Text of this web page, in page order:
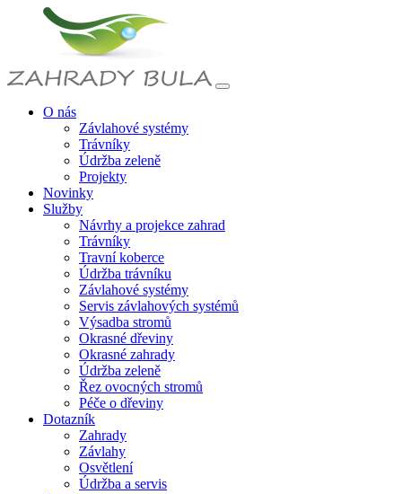
O nás
Závlahové systémy
Trávníky
Údržba zeleně
Projekty
Novinky
Služby
Návrhy a projekce zahrad
Trávníky
Travní koberce
Údržba trávníku
Závlahové systémy
Servis závlahových systémů
Výsadba stromů
Okrasné dřeviny
Okrasné zahrady
Údržba zeleně
Řez ovocných stromů
Péče o dřeviny
Dotazník
Zahrady
Závlahy
Osvětlení
Údržba a servis